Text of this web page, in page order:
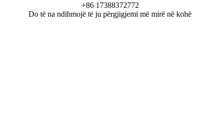
+86 17388372772
Do të na ndihmojë të ju përgjigjemi më mirë në kohë